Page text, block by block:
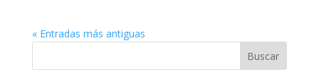
« Entradas más antiguas